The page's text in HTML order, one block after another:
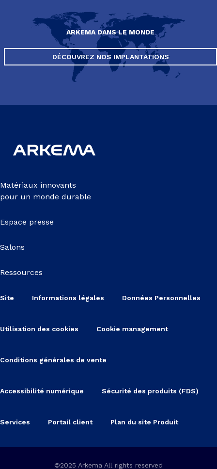
ARKEMA DANS LE MONDE
DÉCOUVREZ NOS IMPLANTATIONS
Matériaux innovants
pour un monde durable
Espace presse
Salons
Ressources
Site Informations légales Données Personnelles
Utilisation des cookies Cookie management
Conditions générales de vente
Accessibilité numérique Sécurité des produits (FDS)
Services Portail client Plan du site Produit
©2025 Arkema All rights reserved